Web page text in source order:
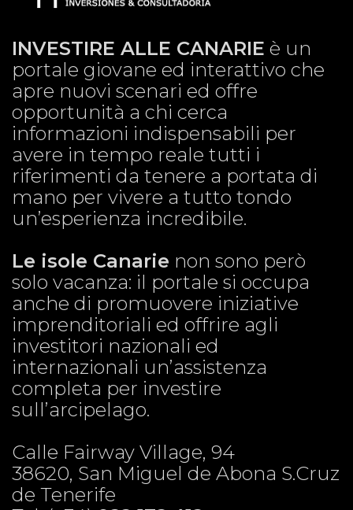
INVESTIRE ALLE CANARIE è un
portale giovane ed interattivo che
apre nuovi scenari ed offre
opportunità a chi cerca
informazioni indispensabili per
avere in tempo reale tutti i
riferimenti da tenere a portata di
mano per vivere a tutto tondo
un’esperienza incredibile.
Le isole Canarie non sono però
solo vacanza: il portale si occupa
anche di promuovere iniziative
imprenditoriali ed offrire agli
investitori nazionali ed
internazionali un’assistenza
completa per investire
sull’arcipelago.
Calle Fairway Village, 94
38620, San Miguel de Abona S.Cruz
de Tenerife